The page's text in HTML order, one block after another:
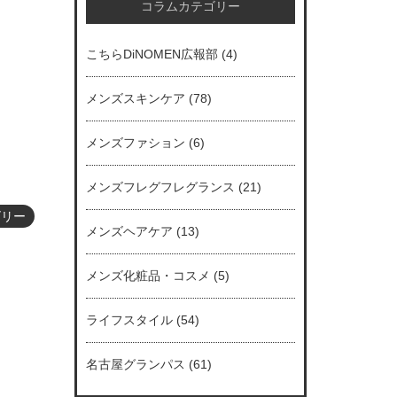
ー
コラムカテゴリー
こちらDiNOMEN広報部 (4)
メンズスキンケア (78)
メンズファション (6)
メンズフレグフレグランス (21)
メンズヘアケア (13)
メンズ化粧品・コスメ (5)
ライフスタイル(54)
名古屋グランパス (61)